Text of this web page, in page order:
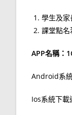
學生及家
課堂點名
APP名稱：
Android系
Ios系統下載